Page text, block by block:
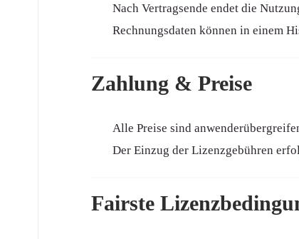
Nach Vertragsende endet die
Rechnungsdaten können in einem
Zahlung & Preise
Alle Preise sind
Der Einzug der Lizenzgebühren
Fairste